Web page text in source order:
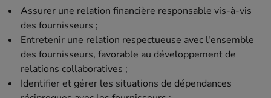
Assurer une relation financière responsable vis-à-vis
des fournisseurs ;
Entretenir une relation respectueuse avec l'ensemble
des fournisseurs, favorable au développement de
relations collaboratives ;
Identifier et gérer les situations de dépendances